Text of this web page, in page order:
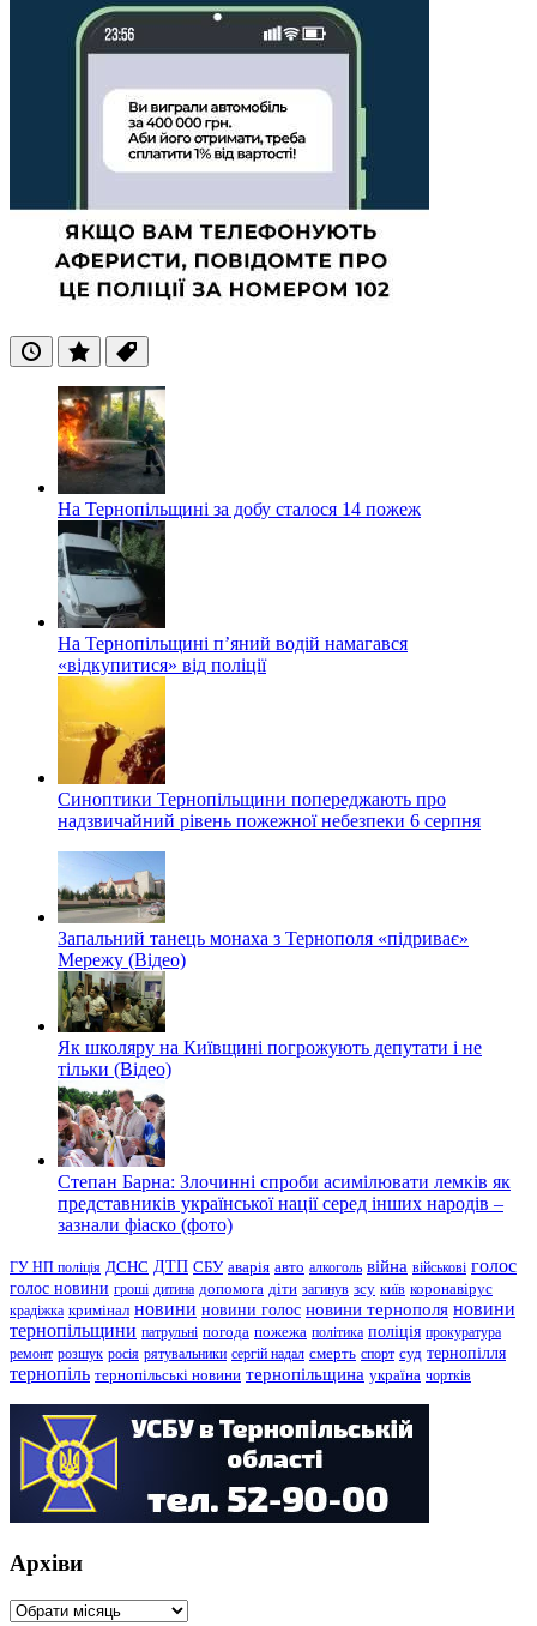
ОстанніПопулярні
Теги
На Тернопільщині за добу сталося 14 пожеж
На Тернопільщині п’яний водій намагався
«відкупитися» від поліції
Синоптики Тернопільщини попереджають про
надзвичайний рівень пожежної небезпеки 6 серпня
Запальний танець монаха з Тернополя «підриває»
Мережу (Відео)
Як школяру на Київщині погрожують депутати і не
тільки (Відео)
Степан Барна: Злочинні спроби асимілювати лемків як
представників української нації серед інших народів –
зазнали фіаско (фото)
ГУ НП поліція ДСНС ДТП СБУ аварія авто алкоголь війна військові голос
голос новини гроші дитина допомога діти загинув зсу київ коронавірус
крадіжка кримінал новини новини голос новини тернополя новини
тернопільщини патрульні погода пожежа політика поліція прокуратура
ремонт розшук росія рятувальники сергій надал смерть спорт суд тернопілля
тернопіль тернопільські новини тернопільщина україна чортків
Архіви
Архіви